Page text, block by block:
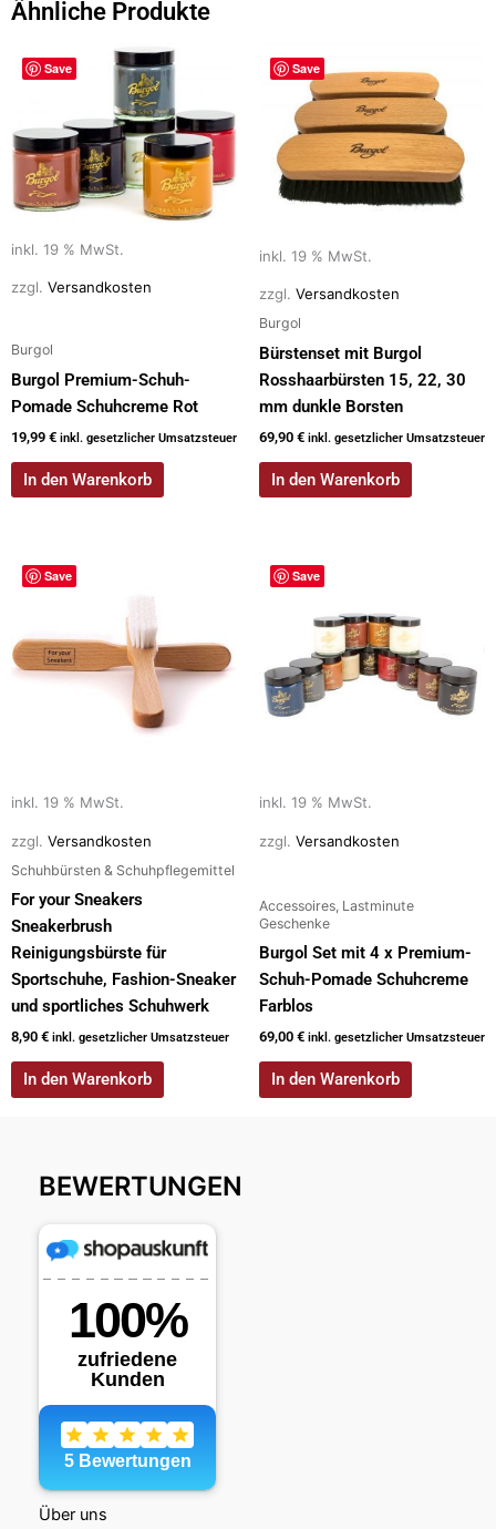
o
k
o
n
Ähnliche Produkte
Save
inkl. 19 % MwSt.
zzgl. Versandkosten
Burgol
Burgol Premium-Schuh-
Pomade Schuhcreme Rot
19,99 € inkl. gesetzlicher Umsatzsteuer
In den Warenkorb
Save
inkl. 19 % MwSt.
zzgl. Versandkosten
Burgol
Bürstenset mit Burgol
Rosshaarbürsten 15, 22, 30
mm dunkle Borsten
69,90 € inkl. gesetzlicher Umsatzsteuer
In den Warenkorb
Save
inkl. 19 % MwSt.
zzgl. Versandkosten
Schuhbürsten & Schuhpflegemittel
For your Sneakers
Sneakerbrush
Reinigungsbürste für
Sportschuhe, Fashion-Sneaker
und sportliches Schuhwerk
8,90 € inkl. gesetzlicher Umsatzsteuer
In den Warenkorb
Save
inkl. 19 % MwSt.
zzgl. Versandkosten
Accessoires, Lastminute
Geschenke
Burgol Set mit 4 x Premium-
Schuh-Pomade Schuhcreme
Farblos
69,00 € inkl. gesetzlicher Umsatzsteuer
In den Warenkorb
BEWERTUNGEN
Über uns